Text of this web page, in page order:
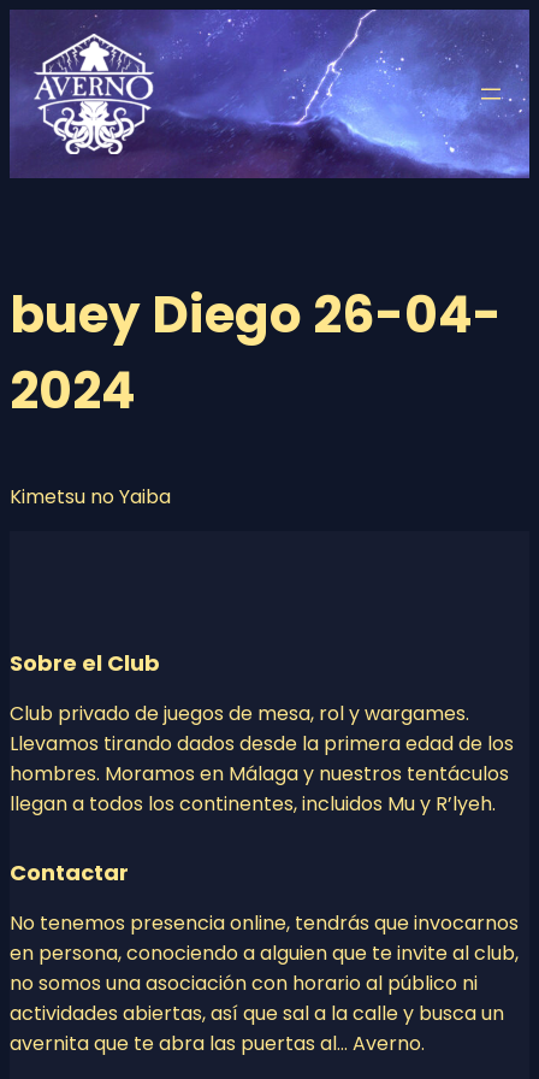
contenido
buey Diego 26-04-
2024
Kimetsu no Yaiba
Sobre el Club
Club privado de juegos de mesa, rol y wargames.
Llevamos tirando dados desde la primera edad de los
hombres. Moramos en Málaga y nuestros tentáculos
llegan a todos los continentes, incluidos Mu y R’lyeh.
Contactar
No tenemos presencia online, tendrás que invocarnos
en persona, conociendo a alguien que te invite al club,
no somos una asociación con horario al público ni
actividades abiertas, así que sal a la calle y busca un
avernita que te abra las puertas al… Averno.